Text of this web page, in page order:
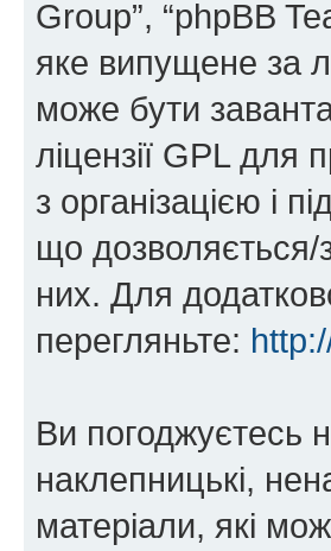
Group”, “phpBB
яке випущене за
може бути
ліцензії GPL для
з організацією і
що дозволяється/
них. Для
перегляньте:
Ви погоджуєтесь
наклепницькі,
матеріали, які